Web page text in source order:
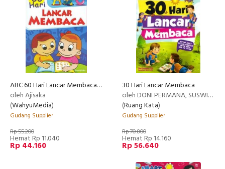
ABC 60 Hari Lancar Membaca (edisi baru) (Promo Best Book)
oleh Ajisaka
(WahyuMedia)
Gudang Supplier
Rp 55.200
Hemat Rp 11.040
Rp 44.160
30 Hari Lancar Membaca
oleh DONI PERMANA, SUSWINDA SARI
(Ruang Kata)
Gudang Supplier
Rp 70.800
Hemat Rp 14.160
Rp 56.640